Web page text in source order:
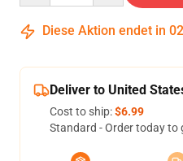
Diese Aktion endet in 02
Deliver to United
Cost to ship:$6.99
Standard - Order today to